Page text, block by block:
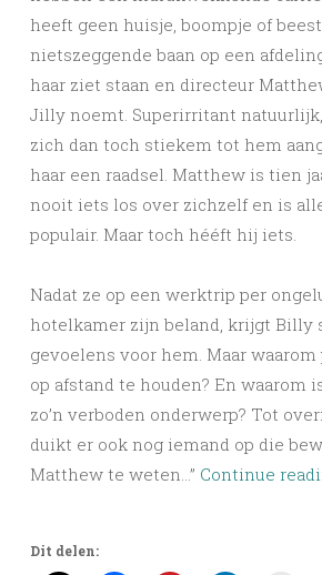
heeft geen huisje, boompje of
nietszeggende baan op een
haar ziet staan en directeur
Jilly noemt. Superirritant
zich dan toch stiekem tot hem
haar een raadsel. Matthew is tien
nooit iets los over zichzelf en is
populair. Maar toch hééft hij iets.
Nadat ze op een werktrip per
hotelkamer zijn beland, krijgt Billy
gevoelens voor hem. Maar
op afstand te houden? En waarom
zo’n verboden onderwerp? Tot
duikt er ook nog iemand op die
Matthew te weten…” Continue
Dit delen: